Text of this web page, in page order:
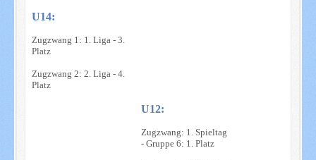
U14:
Zugzwang 1: 1. Liga - 3.
Platz
Zugzwang 2: 2. Liga - 4.
Platz
U12:
Zugzwang: 1. Spieltag
- Gruppe 6: 1. Platz